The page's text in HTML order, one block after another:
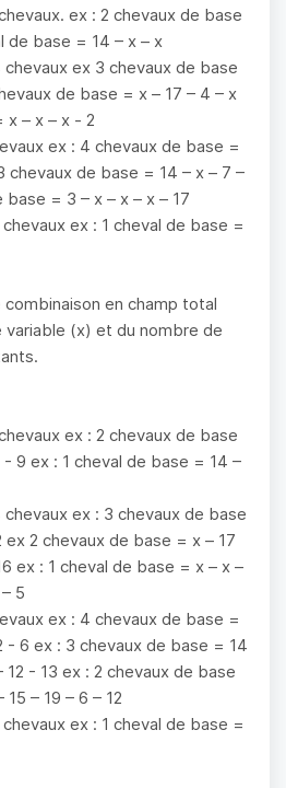
ex : 2 chevaux de base
de base = 14 – x – x
ex 3 chevaux de base
de base = x – 17 – 4 – x
x – x – x - 2
ex : 4 chevaux de base =
chevaux de base = 14 – x – 7 –
base = 3 – x – x – x – 17
ex : 1 cheval de base =
combinaison en champ total
(x) et du nombre de
ex : 2 chevaux de base
- 9 ex : 1 cheval de base = 14 –
ex : 3 chevaux de base
ex 2 chevaux de base = x – 17
ex : 1 cheval de base = x – x –
5
ex : 4 chevaux de base =
- 6 ex : 3 chevaux de base = 14
12 - 13 ex : 2 chevaux de base
15 – 19 – 6 – 12
ex : 1 cheval de base =